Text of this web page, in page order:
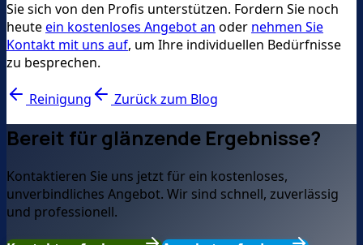
Sie sich von den Profis unterstützen. Fordern Sie noch
heuteein kostenloses Angebot an oder nehmen Sie
Kontakt mit uns auf, um Ihre individuellen Bedürfnisse
zu besprechen.
Reinigung Zurück zum Blog
Bereit für glänzende Ergebnisse?
Kontaktieren Sie uns jetzt für ein kostenloses,
unverbindliches Angebot. Wir sind schnell, zuverlässig
und professionell.